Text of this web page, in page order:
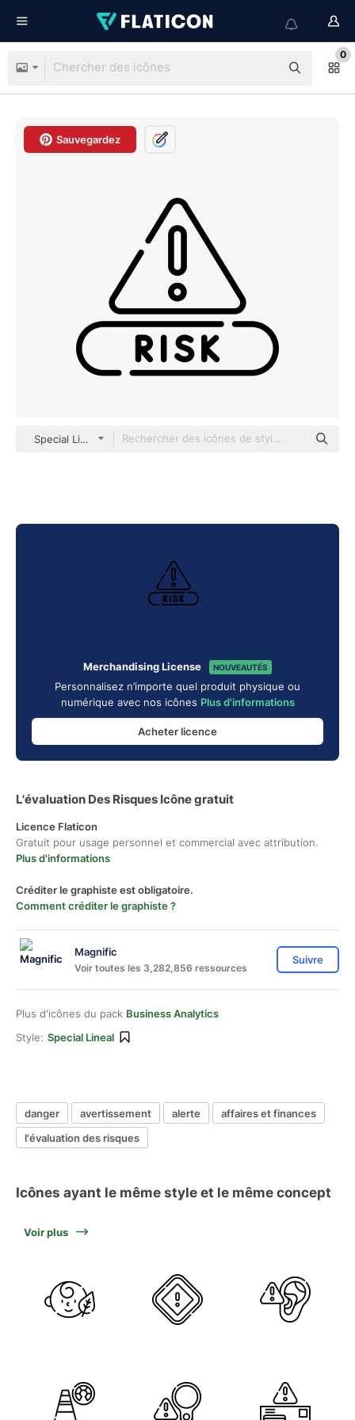
0
Sauvegardez
Special Lineal
Merchandising License NOUVEAUTÉS
Personnalisez n’importe quel produit physique ou
numérique avec nos icônes Plus d'informations
Acheter licence
L'évaluation Des Risques Icône gratuit
Licence Flaticon
Gratuit pour usage personnel et commercial avec attribution.
Plus d'informations
Créditer le graphiste est obligatoire.
Comment créditer le graphiste ?
Magnific
Voir toutes les 3,282,856 ressources
Suivre
Plus d'icônes du pack Business Analytics
Style: Special Lineal
danger avertissement alerte
affaires et finances
l'évaluation des risques
Icônes ayant le même style et le même concept
Voir plus